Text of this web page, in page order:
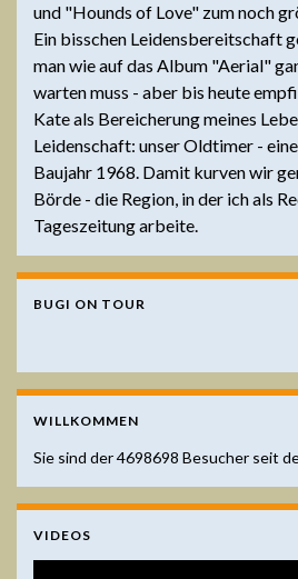
und "Hounds of Love" zum noch
Ein bisschen Leidensbereitschaft
man wie auf das Album "Aerial"
warten muss - aber bis heute
Kate als Bereicherung meines
Leidenschaft: unser Oldtimer -
Baujahr 1968. Damit kurven wir
Börde - die Region, in der ich als
Tageszeitung arbeite.
BUGI ON TOUR
WILLKOMMEN
Sie sind der4698698 Besucher seit
VIDEOS